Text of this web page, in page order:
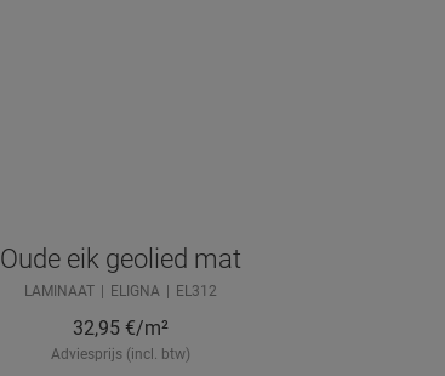
Oude eik geolied mat
LAMINAAT ELIGNA EL312
32,95 €/m²
Adviesprijs (incl. btw)